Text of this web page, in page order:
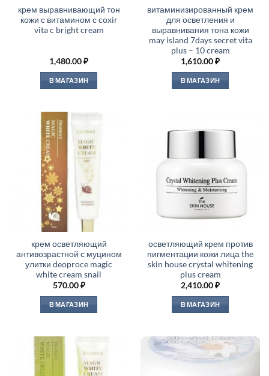
крем выравнивающий тон
кожи с витамином с coxir
vita c bright cream
1,480.00₽
В МАГАЗИН
витаминизированный крем
для осветления и
выравнивания тона кожи
may island 7days secret vita
plus – 10 cream
1,610.00₽
В МАГАЗИН
крем осветляющий
антивозрастной с муцином
улитки deoproce magic
white cream snail
570.00₽
В МАГАЗИН
осветляющий крем против
пигментации кожи лица the
skin house crystal whitening
plus cream
2,410.00₽
В МАГАЗИН